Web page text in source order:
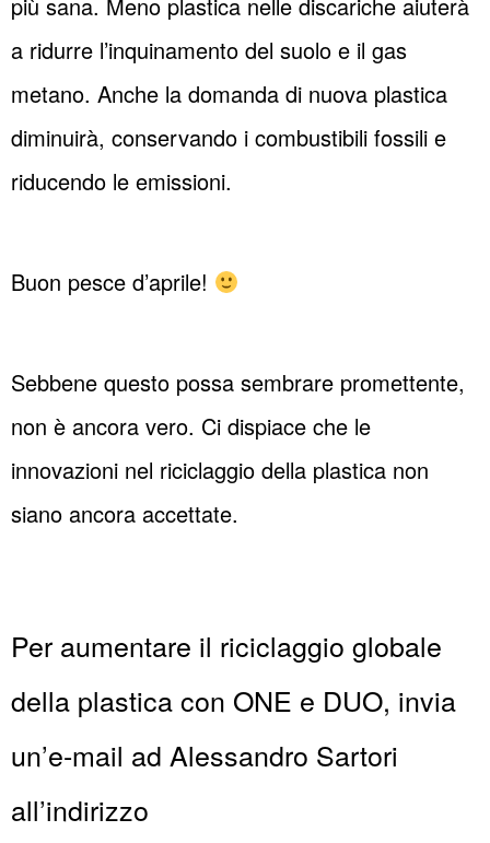
a ridurre l’inquinamento del suolo e il gas
metano. Anche la domanda di nuova plastica
diminuirà, conservando i combustibili fossili e
riducendo le emissioni.
Buon pesce d’aprile!
Sebbene questo possa sembrare promettente,
non è ancora vero. Ci dispiace che le
innovazioni nel riciclaggio della plastica non
siano ancora accettate.
Per aumentare il riciclaggio globale
della plastica con ONE e DUO, invia
un’e-mail ad Alessandro Sartori
all’indirizzo